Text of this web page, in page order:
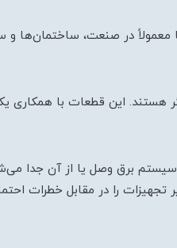
معمولاً در صنعت، ساختمان‌ها و
هستند. این قطعات با همکاری
سیستم برق وصل یا از آن جدا
تجهیزات را در مقابل خطرات